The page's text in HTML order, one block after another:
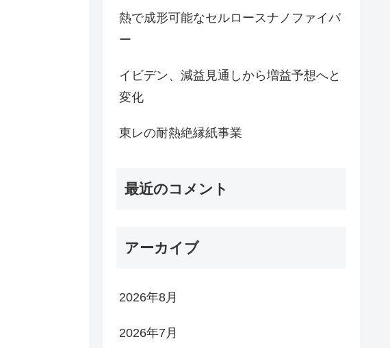
熱で成形可能なセルロースナノファイバ
ー
イビデン、減益見通しから増益予想へと
変化
東レの耐熱絶縁紙事業
最近のコメント
アーカイブ
2026年8月
2026年7月